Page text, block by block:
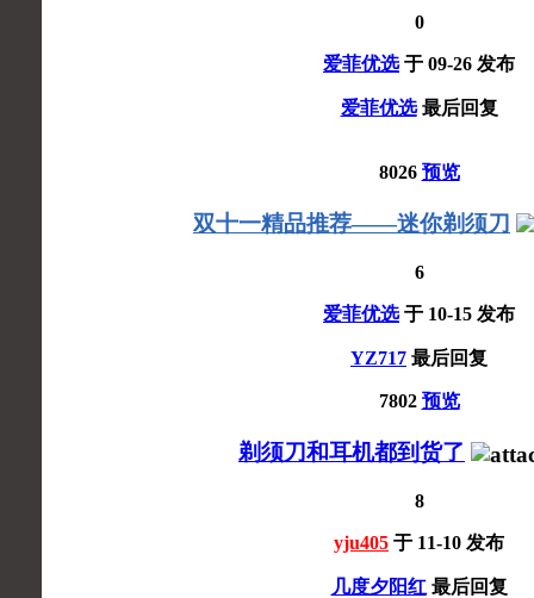
0
爱菲优选于 09-26 发布
爱菲优选最后回复
8026 预览
双十一精品推荐——迷你剃须刀
6
爱菲优选于 10-15 发布
YZ717 最后回复
7802 预览
剃须刀和耳机都到货了
8
yju405 于 11-10 发布
几度夕阳红最后回复